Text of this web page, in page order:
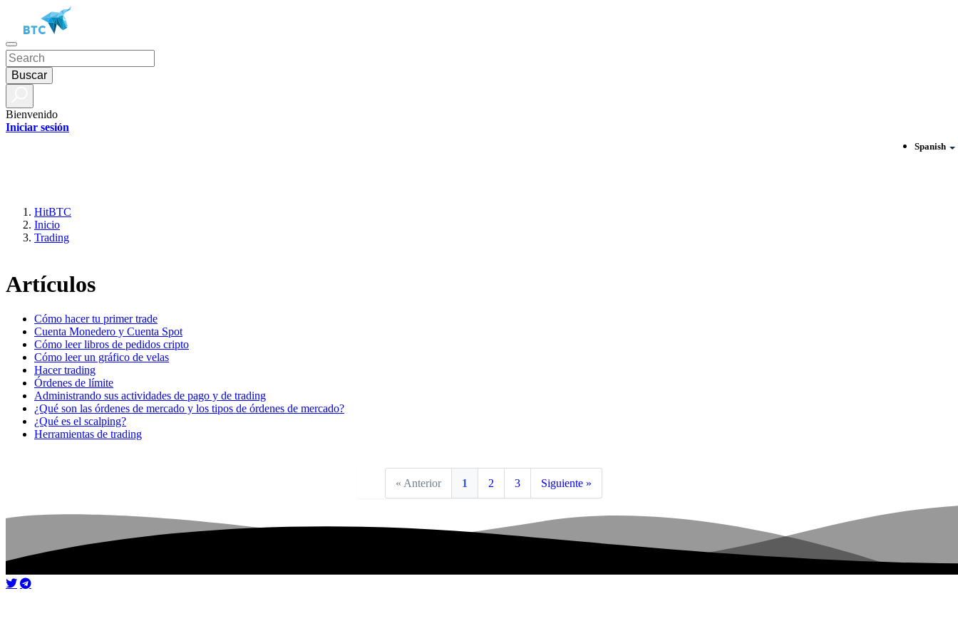
Buscar
Spanish
Bienvenido
Iniciar sesión
HitBTC
Inicio
Trading
Artículos
Cómo hacer tu primer trade
Cuenta Monedero y Cuenta Spot
Cómo leer libros de pedidos cripto
Cómo leer un gráfico de velas
Hacer trading
Órdenes de límite
Administrando sus actividades de pago y de trading
¿Qué son las órdenes de mercado y los tipos de órdenes de mercado?
¿Qué es el scalping?
Herramientas de trading
« Anterior 1 2 3 Siguiente »